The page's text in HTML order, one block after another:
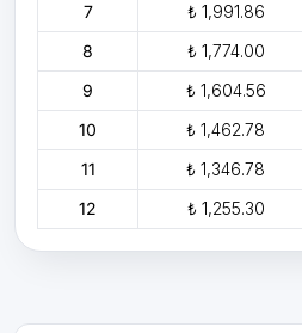
7
₺ 1,991.86
8
₺ 1,774.00
9
₺ 1,604.56
10
₺ 1,462.78
11
₺ 1,346.78
12
₺ 1,255.30